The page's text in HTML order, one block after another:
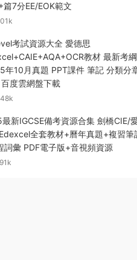
7分EE/EOK範文
考試資源大全 愛德思
教材 最新考綱
年10月真題 PPT課件 筆記 分類分
度雲網盤下載
新IGCSE備考資源合集 劍橋CIE/
全套教材+曆年真題+複習筆
詞彙 PDF電子版+音視頻資源